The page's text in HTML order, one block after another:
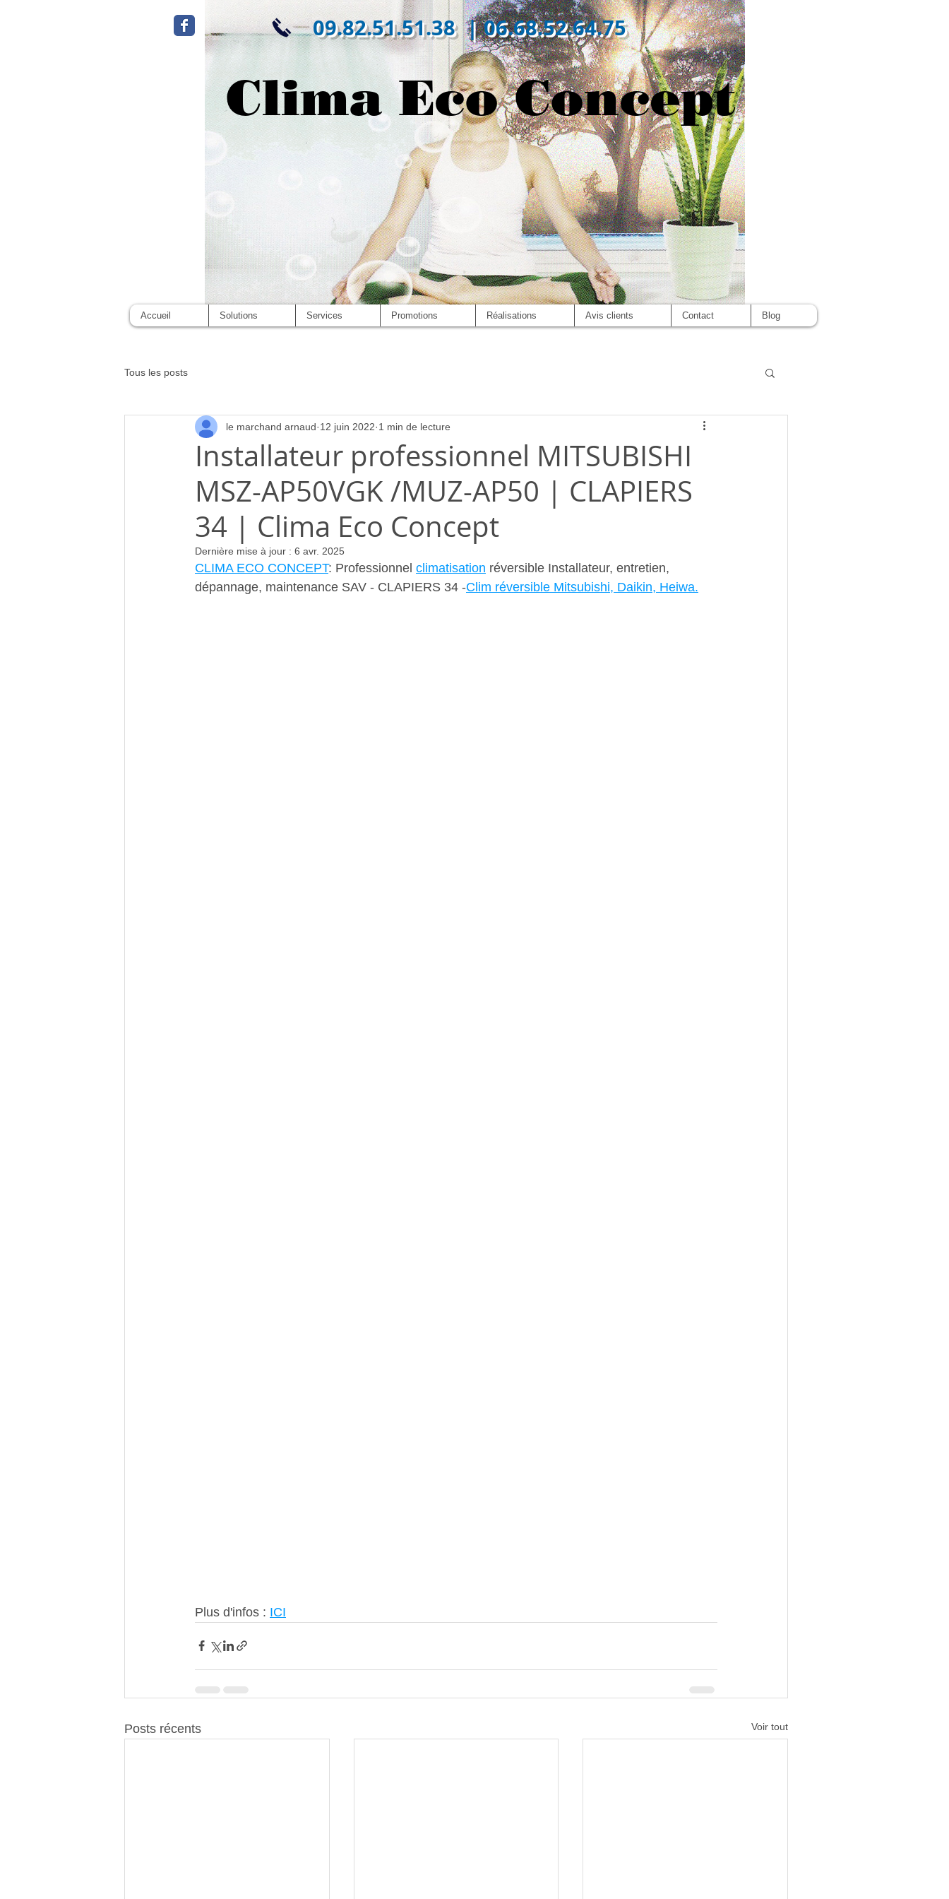
09.82.51.51.38 | 06.68.52.64.75
Clima Eco Concept
Accueil Solutions Services Promotions Réalisations Avis clients Contact Blog
Tous les posts
Installateur professionnel MITSUBISHI
MSZ-AP50VGK /MUZ-AP50 | CLAPIERS
34 | Clima Eco Concept
le marchand arnaud 12 juin 2022 1 min de lecture
Dernière mise à jour : 6 avr. 2025
CLIMA ECO CONCEPT: Professionnel climatisation réversible Installateur, entretien,
dépannage, maintenance SAV - CLAPIERS 34 -Clim réversible Mitsubishi, Daikin, Heiwa.
Plus d'infos : ICI
Posts récents Voir tout